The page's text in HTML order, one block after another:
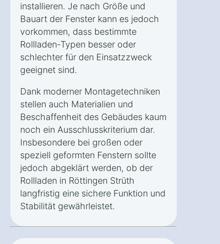
installieren. Je nach Größe und
Bauart der Fenster kann es jedoch
vorkommen, dass bestimmte
Rollladen-Typen besser oder
schlechter für den Einsatzzweck
geeignet sind.
Dank moderner Montagetechniken
stellen auch Materialien und
Beschaffenheit des Gebäudes kaum
noch ein Ausschlusskriterium dar.
Insbesondere bei großen oder
speziell geformten Fenstern sollte
jedoch abgeklärt werden, ob der
Rollladen in Röttingen Strüth
langfristig eine sichere Funktion und
Stabilität gewährleistet.